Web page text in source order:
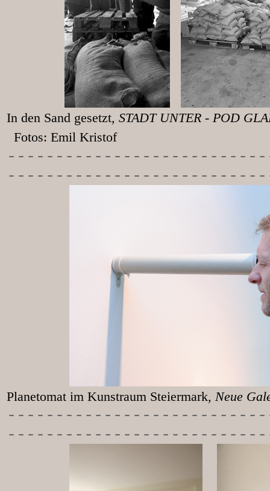
In den Sand gesetzt, STADT
Fotos: Emil Kristof
-----------
Planetomat im Kunstraum Steiermark,
-----------